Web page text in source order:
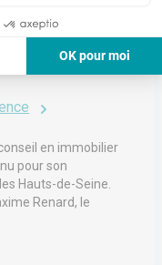
OK pour moi
vos Options
de gérer vos paramètres
en immobilier
pour son
Hauts-de-Seine.
Renard, le
pour les